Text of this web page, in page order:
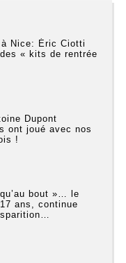
Nice: Éric Ciotti
« kits de rentrée
Dupont
ont joué avec nos
!
bout »… le
ans, continue